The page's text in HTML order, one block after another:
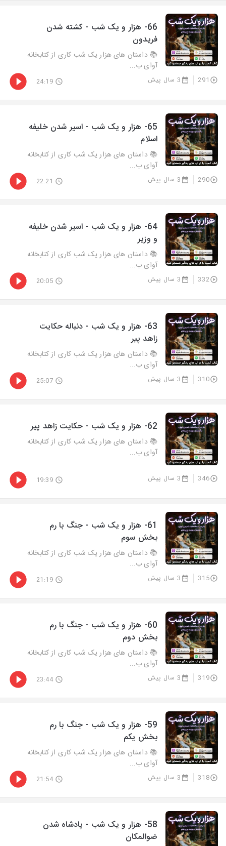
66- هزار و يک شب - کشته شدن
فریدون
📚 داستان های هزار یک شب کاری از کتابخانه
آوای ب...
291 3 سال پیش 24:19
65- هزار و يک شب - اسیر شدن خلیفه
اسلام
📚 داستان های هزار یک شب کاری از کتابخانه
آوای ب...
290 3 سال پیش 22:21
64- هزار و يک شب - اسیر شدن خلیفه
و وزیر
📚 داستان های هزار یک شب کاری از کتابخانه
آوای ب...
332 3 سال پیش 20:05
63- هزار و يک شب - دنباله حکایت
زاهد پیر
📚 داستان های هزار یک شب کاری از کتابخانه
آوای ب...
310 3 سال پیش 25:07
62- هزار و يک شب - حکایت زاهد پیر
📚 داستان های هزار یک شب کاری از کتابخانه
آوای ب...
346 3 سال پیش 19:39
61- هزار و يک شب - جنگ با رم
بخش سوم
📚 داستان های هزار یک شب کاری از کتابخانه
آوای ب...
315 3 سال پیش 21:19
60- هزار و يک شب - جنگ با رم
بخش دوم
📚 داستان های هزار یک شب کاری از کتابخانه
آوای ب...
319 3 سال پیش 23:44
59- هزار و يک شب - جنگ با رم
بخش یکم
📚 داستان های هزار یک شب کاری از کتابخانه
آوای ب...
318 3 سال پیش 21:54
58- هزار و يک شب - پادشاه شدن
ضوالمکان